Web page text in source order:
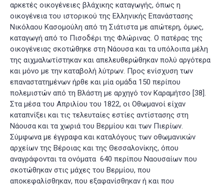
αρκετές οικογένειες βλάχικης καταγωγής, όπως η
οικογένεια του ιστορικού της Ελληνικής Επανάστασης
Νικόλαου Κασομούλη από τη Σιάτιστα με απώτερη, όμως,
καταγωγή από το Πισοδέρι της Φλώρινας. Ο πατέρας της
οικογένειας σκοτώθηκε στη Νάουσα και τα υπόλοιπα μέλη
της αιχμαλωτίστηκαν και απελευθερώθηκαν πολύ αργότερα
και μόνο με την καταβολή λύτρων. Προς ενίσχυση των
επαναστατημένων ήρθε και μία ομάδα 150 περίπου
πολεμιστών από τη Βλάστη με αρχηγό τον Καραμήτσο [38].
Στα μέσα του Απριλίου του 1822, οι Οθωμανοί είχαν
καταπνίξει και τις τελευταίες εστίες αντίστασης στη
Νάουσα και τα χωριά του Βερμίου και των Πιερίων.
Σύμφωνα με έγγραφα και καταλόγους των οθωμανικών
αρχείων της Βέροιας και της Θεσσαλονίκης, όπου
αναγράφονται τα ονόματα 640 περίπου Ναουσαίων που
σκοτώθηκαν στις μάχες του Βερμίου, που
αποκεφαλίσθηκαν, που εξαφανίσθηκαν ή και που